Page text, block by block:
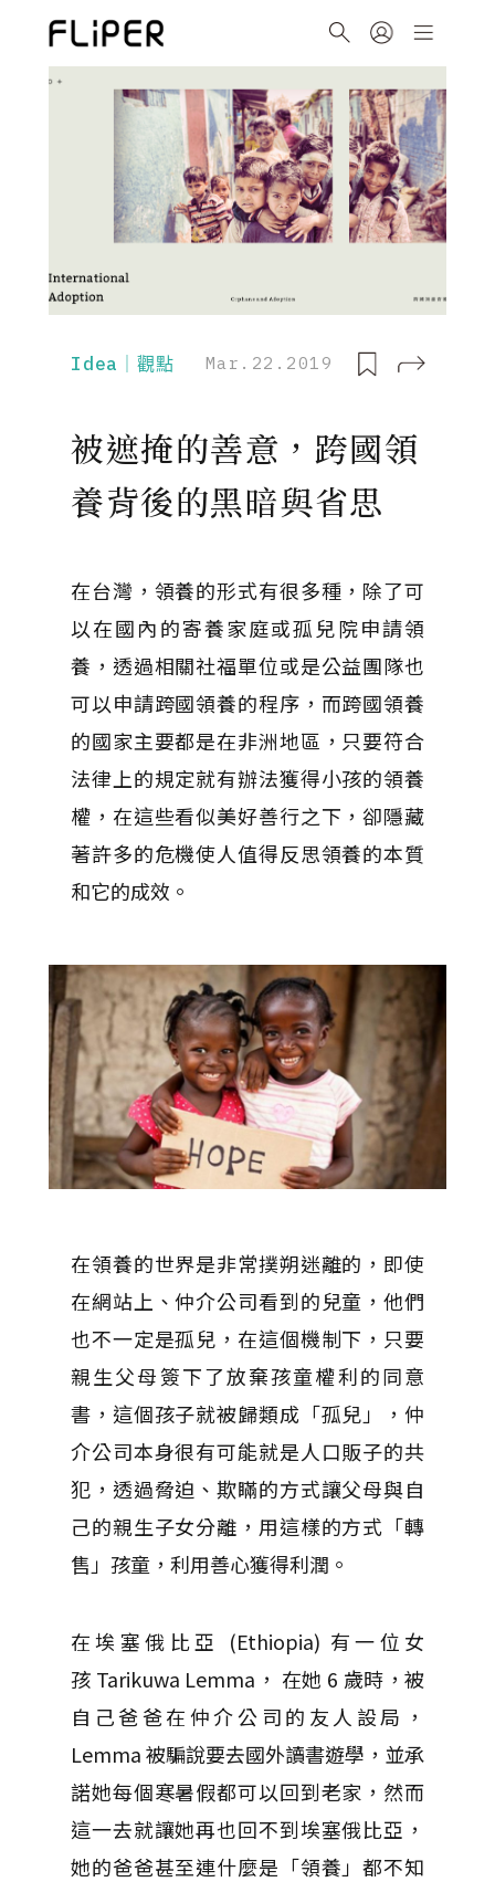
Idea｜觀點 Mar.22.2019
被遮掩的善意，跨國領
養背後的黑暗與省思
在台灣，領養的形式有很多種，除了可
以在國內的寄養家庭或孤兒院申請領
養，透過相關社福單位或是公益團隊也
可以申請跨國領養的程序，而跨國領養
的國家主要都是在非洲地區，只要符合
法律上的規定就有辦法獲得小孩的領養
權，在這些看似美好善行之下，卻隱藏
著許多的危機使人值得反思領養的本質
和它的成效。
在領養的世界是非常撲朔迷離的，即使
在網站上、仲介公司看到的兒童，他們
也不一定是孤兒，在這個機制下，只要
親生父母簽下了放棄孩童權利的同意
書，這個孩子就被歸類成「孤兒」，仲
介公司本身很有可能就是人口販子的共
犯，透過脅迫、欺瞞的方式讓父母與自
己的親生子女分離，用這樣的方式「轉
售」孩童，利用善心獲得利潤。
在埃塞俄比亞 (Ethiopia) 有一位女
孩 Tarikuwa Lemma， 在她 6 歲時，被
自己爸爸在仲介公司的友人設局，
Lemma 被騙說要去國外讀書遊學，並承
諾她每個寒暑假都可以回到老家，然而
這一去就讓她再也回不到埃塞俄比亞，
她的爸爸甚至連什麼是「領養」都不知